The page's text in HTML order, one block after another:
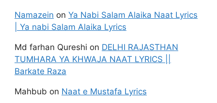
Namazein on Ya Nabi Salam Alaika Naat Lyrics
| Ya nabi Salam Alaika Lyrics
Md farhan Qureshi on DELHI RAJASTHAN
TUMHARA YA KHWAJA NAAT LYRICS ||
Barkate Raza
Mahbub on Naat e Mustafa Lyrics